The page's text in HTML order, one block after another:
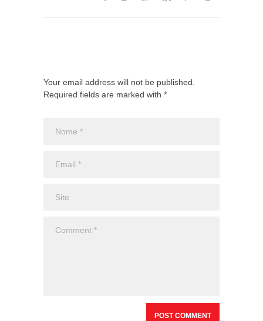
Your email address will not be published.
Required fields are marked with *